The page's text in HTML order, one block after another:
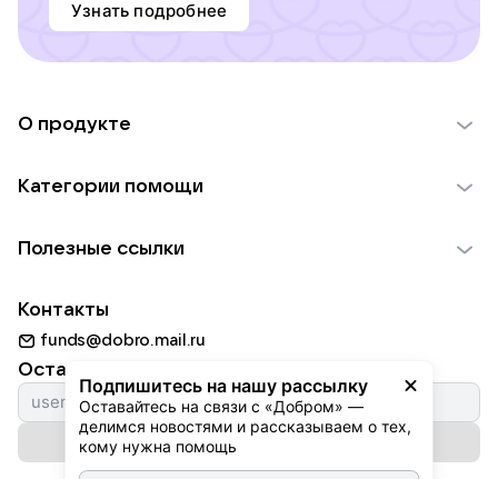
Узнать подробнее
Подпишитесь на нашу рассылку
Оставайтесь на связи с «Добром» —
делимся новостями и рассказываем о тех,
кому нужна помощь
О продукте
Использование материалов
Для НКО
Партнерам
Категории помощи
Пожилым
Животным
Природе
Культуре
Фондам
Полезные ссылки
Добрый день
Истории
Автоплатежи
Контакты
funds@dobro.mail.ru
Оставайтесь с нами
Подписаться на рассылку